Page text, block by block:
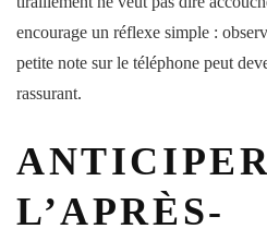
encourage un réflexe simple :
petite note sur le téléphone peut
rassurant.
L’APRÈS-